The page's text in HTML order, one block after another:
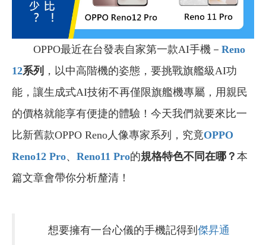
OPPO最近在台發表自家第一款AI手機－ Reno
12系列 ，以中高階機的姿態，要挑戰旗艦級AI功
能，讓生成式AI技術不再僅限旗艦機專屬，用親民
的價格就能享有便捷的體驗！今天我們就要來比一
比新舊款OPPO Reno人像專家系列，究竟OPPO
Reno12 Pro、 Reno11 Pro的規格特色不同在哪？ 本
篇文章會帶你分析釐清！
想要擁有一台心儀的手機記得到 傑昇通